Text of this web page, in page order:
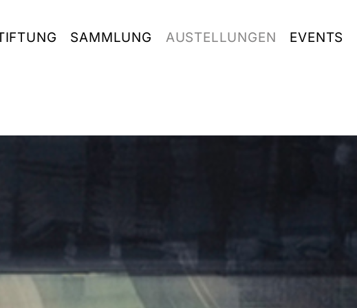
SAMMLUNG AUSTELLUNGEN EVENTS